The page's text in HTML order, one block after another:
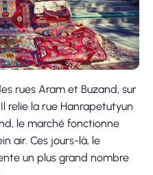
rues Aram et Buzand, sur
relie la rue Hanrapetutyun
le marché fonctionne
air. Ces jours-là, le
un plus grand nombre